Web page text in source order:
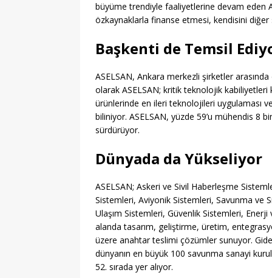
büyüme trendiyle faaliyetlerine devam eden
özkaynaklarla finanse etmesi, kendisini diğer
Başkenti de Temsil
ASELSAN, Ankara merkezli şirketler
olarak ASELSAN; kritik teknolojik
ürünlerinde en ileri teknolojileri uygulaması
biliniyor. ASELSAN, yüzde 59’u mühendis 8
sürdürüyor.
Dünyada da Yükseliyor
ASELSAN; Askeri ve Sivil Haberleşme
Sistemleri, Aviyonik Sistemleri, Savunma ve
Ulaşım Sistemleri, Güvenlik Sistemleri,
alanda tasarım, geliştirme, üretim,
üzere anahtar teslimi çözümler sunuyor.
dünyanın en büyük 100 savunma sanayi
52. sırada yer alıyor.